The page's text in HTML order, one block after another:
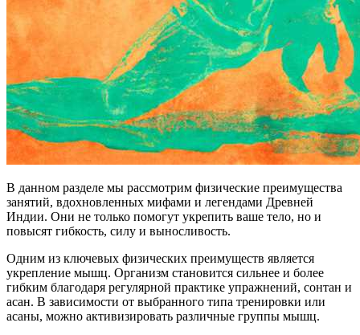
В данном разделе мы рассмотрим физические преимущества
занятий, вдохновленных мифами и легендами Древней
Индии. Они не только помогут укрепить ваше тело, но и
повысят гибкость, силу и выносливость.
Одним из ключевых физических преимуществ является
укрепление мышц. Организм становится сильнее и более
гибким благодаря регулярной практике упражнений, сонтан и
асан. В зависимости от выбранного типа тренировки или
асаны, можно активизировать различные группы мышц.